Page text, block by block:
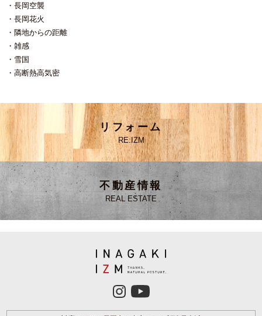
長岡空襲
長岡花火
隣地からの距離
雑感
雪国
高断熱高気密
リフォーム
RE:IZM
不動産情報
REAL ESTATE